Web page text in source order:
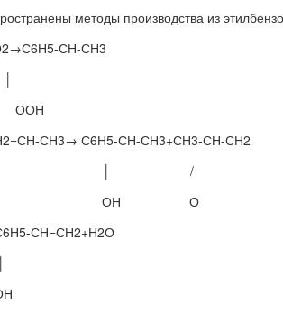
методы производства из
СН-СН3
СН3→ С6Н5-СН-СН3+СН3-СН-СН2
│ /
ОН О
СН=СН2+Н2О